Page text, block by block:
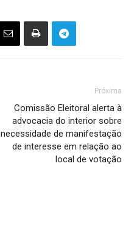
Próxima
Comissão Eleitoral alerta à
advocacia do interior sobre
necessidade de manifestação
de interesse em relação ao
local de votação